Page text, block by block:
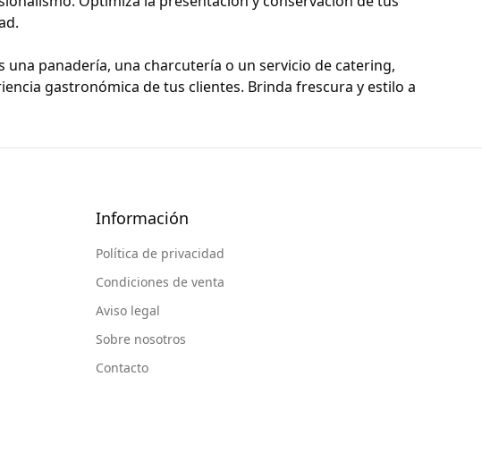
una panadería, una charcutería o un servicio de catering,
gastronómica de tus clientes. Brinda frescura y estilo a
Información
Política de privacidad
Condiciones de venta
Aviso legal
Sobre nosotros
Contacto